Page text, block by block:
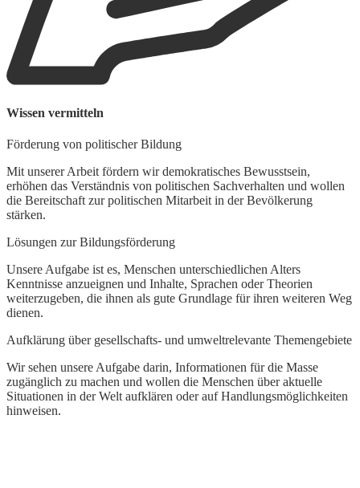
Wissen vermitteln
Förderung von politischer Bildung
Mit unserer Arbeit fördern wir demokratisches Bewusstsein,
erhöhen das Verständnis von politischen Sachverhalten und wollen
die Bereitschaft zur politischen Mitarbeit in der Bevölkerung
stärken.
Lösungen zur Bildungsförderung
Unsere Aufgabe ist es, Menschen unterschiedlichen Alters
Kenntnisse anzueignen und Inhalte, Sprachen oder Theorien
weiterzugeben, die ihnen als gute Grundlage für ihren weiteren Weg
dienen.
Aufklärung über gesellschafts- und umweltrelevante Themengebiete
Wir sehen unsere Aufgabe darin, Informationen für die Masse
zugänglich zu machen und wollen die Menschen über aktuelle
Situationen in der Welt aufklären oder auf Handlungsmöglichkeiten
hinweisen.